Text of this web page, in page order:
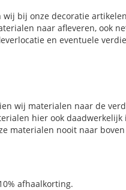
bij onze decoratie
naar afleveren, ook
en eventuele
wij materialen naar de
hier ook daadwerkelijk
materialen nooit naar
afhaalkorting.